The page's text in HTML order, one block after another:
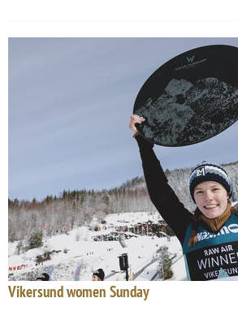
Vikersund women Sunday